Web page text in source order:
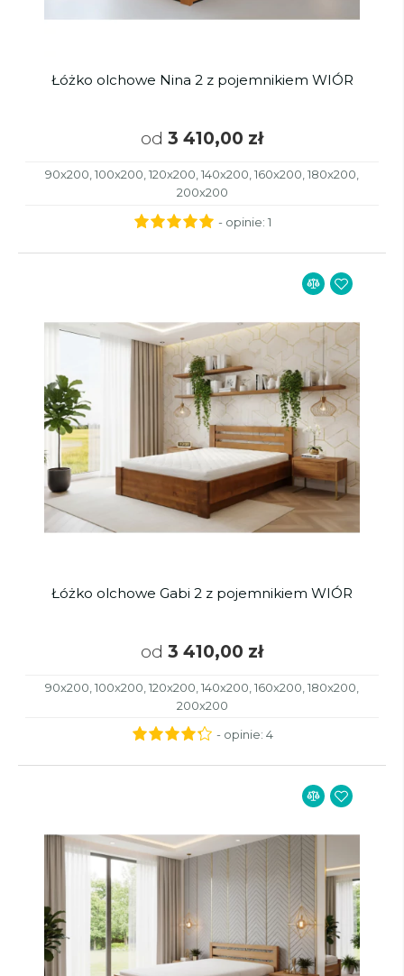
Łóżko olchowe Nina 2 z pojemnikiem WIÓR
od 3 410,00 zł
90x200, 100x200, 120x200, 140x200, 160x200, 180x200,
200x200
- opinie: 1
Łóżko olchowe Gabi 2 z pojemnikiem WIÓR
od 3 410,00 zł
90x200, 100x200, 120x200, 140x200, 160x200, 180x200,
200x200
- opinie: 4